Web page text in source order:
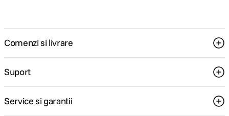
Comenzi si livrare
Suport
Service si garantii